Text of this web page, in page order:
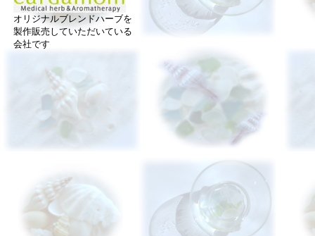
オリジナルブレンドハーブを
製作販売していただいている
会社です